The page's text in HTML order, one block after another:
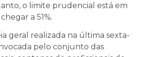
o limite prudencial está em
a 51%.
geral realizada na última sexta-
pelo conjunto das